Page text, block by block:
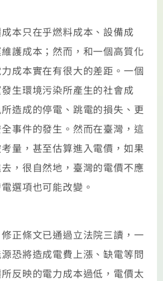
只在乎燃料成本、設備成
護成本；然而，和一個高質化
成本實在有很大的差距。一個
生環境污染所產生的社會成
造成的停電、跳電的損失、更
事件的發生。然而在臺灣，這
量，甚至估算進入電價，如果
，很自然地，臺灣的電價不應
選項也可能改變。
條文已通過立法院三讀，一
恐將造成電費上漲、缺電等問
反映的電力成本過低，電價太